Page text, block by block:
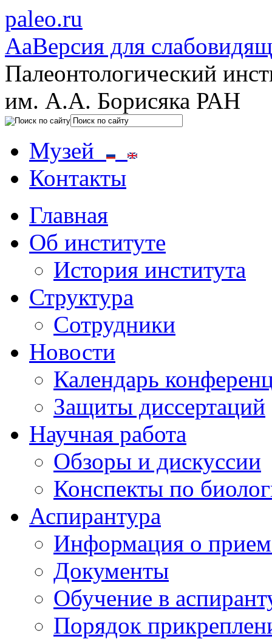
paleo.ru
AaВерсия для
Палеонтологический
им. А.А. Борисяка РАН
Музей
Контакты
Главная
Об институте
История института
Структура
Сотрудники
Новости
Календарь
Защиты диссертаций
Научная работа
Обзоры и дискуссии
Конспекты по
Аспирантура
Информация о
Документы
Обучение в
Порядок